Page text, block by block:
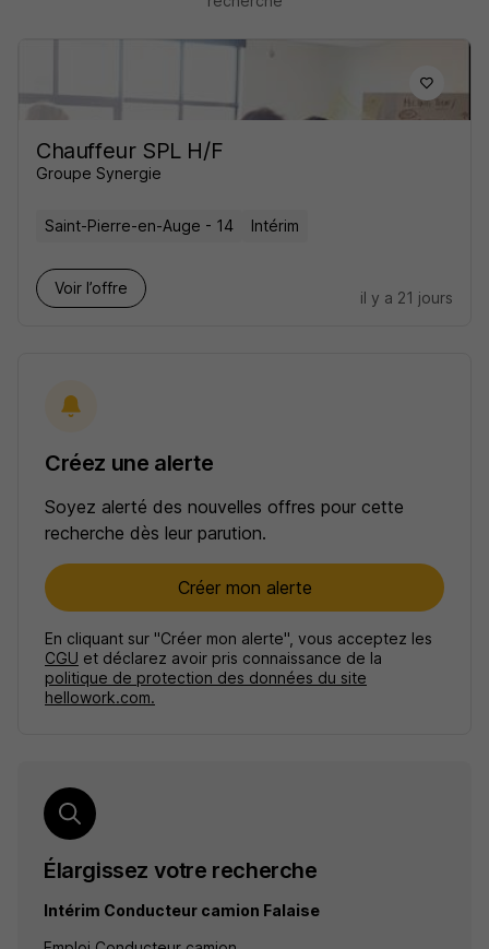
Chauffeur SPL H/F
Groupe Synergie
Saint-Pierre-en-Auge - 14 Intérim
Voir l’offre
il y a 21 jours
Créez une alerte
Soyez alerté des nouvelles offres pour cette
recherche dès leur parution.
Créer mon alerte
En cliquant sur "Créer mon alerte", vous acceptez les
CGU et déclarez avoir pris connaissance de la
politique de protection des données du site
hellowork.com.
Élargissez votre recherche
Intérim Conducteur camion Falaise